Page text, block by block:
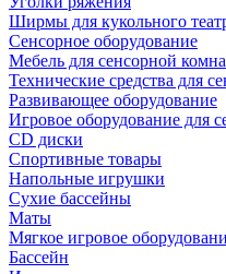
Ширмы для кукольного
Сенсорное оборудование
Мебель для сенсорной
Технические средства для
Развивающее оборудование
Игровое оборудование для
CD диски
Спортивные товары
Напольные игрушки
Сухие бассейны
Маты
Мягкое игровое
Бассейн